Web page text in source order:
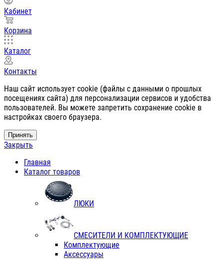
Кабинет
Корзина
Каталог
Контакты
Наш сайт использует cookie (файлы с данными о прошлых
посещениях сайта) для персонализации сервисов и удобства
пользователей. Вы можете запретить сохранение cookie в
настройках своего браузера.
Принять
Закрыть
Главная
Каталог товаров
ЛЮКИ
СМЕСИТЕЛИ И КОМПЛЕКТУЮЩИЕ
Комплектующие
Аксессуары